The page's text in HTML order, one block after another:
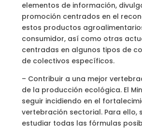
elementos de información,
promoción centrados en el
estos productos
consumidor, así como otras
centradas en algunos tipos de
de colectivos específicos.
– Contribuir a una mejor
de la producción ecológica. El
seguir incidiendo en el
vertebración sectorial. Para ello,
estudiar todas las fórmulas